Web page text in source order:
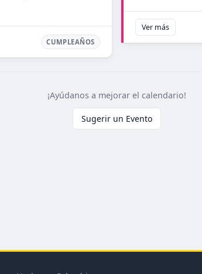
CUMPLEAÑOS
Ver más
¡Ayúdanos a mejorar el calendario!
Sugerir un Evento